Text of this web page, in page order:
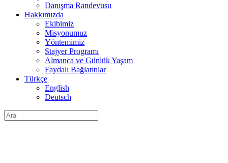
Danışma Randevusu
Hakkımızda
Ekibimiz
Misyonumuz
Yöntemimiz
Stajyer Programı
Almanca ve Günlük Yaşam
Faydalı Bağlantılar
Türkçe
English
Deutsch
Arama: